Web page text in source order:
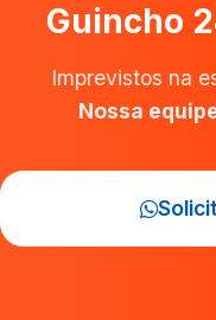
Guincho
Imprevistos na
Nossa